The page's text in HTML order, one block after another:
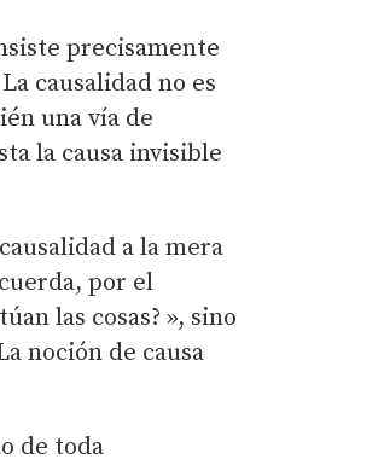
precisamente
causalidad no es
una vía de
la causa invisible
a la mera
por el
las cosas? », sino
noción de causa
de toda